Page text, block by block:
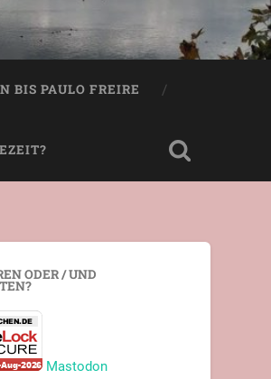
BIS PAULO FREIRE
ODER / UND
Mastodon